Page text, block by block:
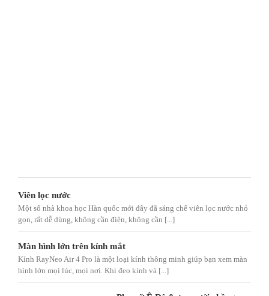
Viên lọc nước
Một số nhà khoa học Hàn quốc mới đây đã sáng chế viên lọc nước nhỏ
gọn, rất dễ dùng, không cần điện, không cần [...]
Màn hình lớn trên kính mắt
Kính RayNeo Air 4 Pro là một loại kính thông minh giúp bạn xem màn
hình lớn mọi lúc, mọi nơi. Khi đeo kính và [...]